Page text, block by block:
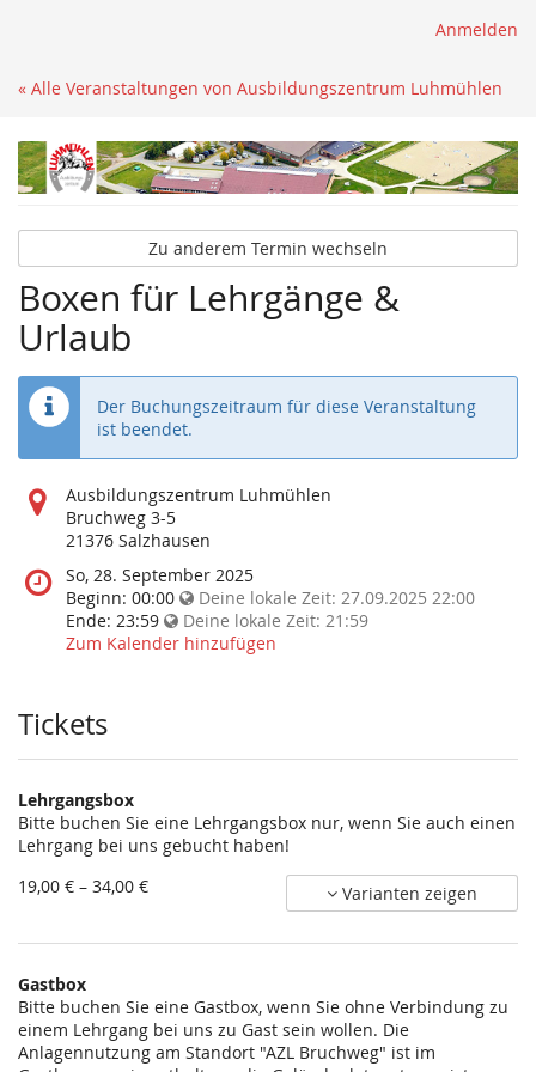
Anmelden
« Alle Veranstaltungen von Ausbildungszentrum Luhmühlen
Zu anderem Termin wechseln
Boxen für Lehrgänge &
Urlaub
Der Buchungszeitraum für diese Veranstaltung
ist beendet.
Wo
findet
diese
statt?
Ausbildungszentrum Luhmühlen
Bruchweg 3-5
21376 Salzhausen
Wann
findet
diese
Veranstaltung
So, 28. September 2025
Beginn: 00:00 Deine lokale Zeit: 27.09.2025 22:00
Ende: 23:59 Deine lokale Zeit: 21:59
Zum Kalender hinzufügen
Tickets
Lehrgangsbox
Bitte buchen Sie eine Lehrgangsbox nur, wenn Sie auch einen
Lehrgang bei uns gebucht haben!
von
19,00 € – 34,00 € Varianten zeigen
Gastbox
Bitte buchen Sie eine Gastbox, wenn Sie ohne Verbindung zu
einem Lehrgang bei uns zu Gast sein wollen. Die
Anlagennutzung am Standort "AZL Bruchweg" ist im